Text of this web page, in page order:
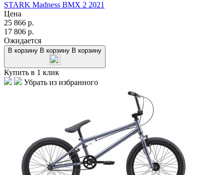
STARK Madness BMX 2 2021
Цена
25 866 р.
17 806 р.
Ожидается
В корзину В корзину В корзину
Купить в 1 клик
Убрать из избранного